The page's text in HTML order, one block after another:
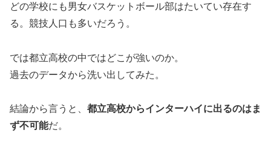
どの学校にも男女バスケットボール部はたいてい存在す
る。競技人口も多いだろう。
では都立高校の中ではどこが強いのか。
過去のデータから洗い出してみた。
結論から言うと、 都立高校からインターハイに出るのはま
ず不可能だ。